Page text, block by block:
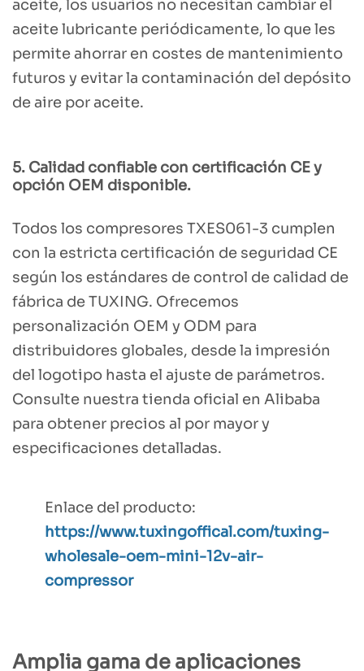
aceite, los usuarios no necesitan cambiar el
aceite lubricante periódicamente, lo que les
permite ahorrar en costes de mantenimiento
futuros y evitar la contaminación del depósito
de aire por aceite.
5. Calidad confiable con certificación CE y
opción OEM disponible.
Todos los compresores TXES061-3 cumplen
con la estricta certificación de seguridad CE
según los estándares de control de calidad de
fábrica de TUXING. Ofrecemos
personalización OEM y ODM para
distribuidores globales, desde la impresión
del logotipo hasta el ajuste de parámetros.
Consulte nuestra tienda oficial en Alibaba
para obtener precios al por mayor y
especificaciones detalladas.
Enlace del producto:
https://www.tuxingoffical.com/tuxing-
wholesale-oem-mini-12v-air-
compressor
Amplia gama de aplicaciones